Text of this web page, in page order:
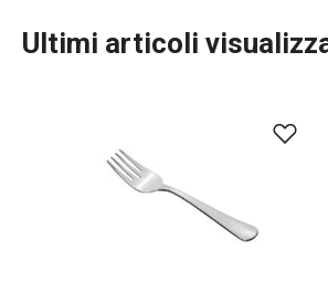
Servire in tavola
Ultimi articoli